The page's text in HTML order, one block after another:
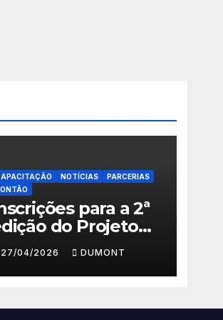
NOTÍCIAS
PARCERIAS
para a 2ª
do Projeto
Meu
Filme em
Iguaçu
27/04/2026 DUMONT